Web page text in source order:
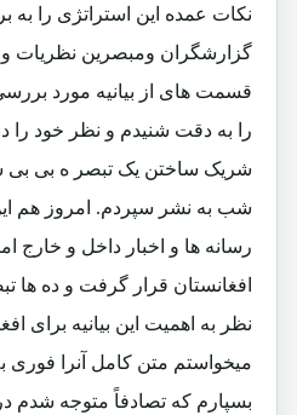
نکات عمده این استراتژی را به
گزارشگران ومبصرین نظریات و
قسمت های از بیانیه مورد
شریک ساختن یک تبصر ه بی
شب به نشر سپردم. امروز هم
رسانه ها و اخبار داخل و خارج
افغانستان قرار گرفت و ده ها
نظر به اهمیت این بیانیه برای
میخواستم متن کامل آنرا فوری
بسپارم که تصادفاً متوجه شدم